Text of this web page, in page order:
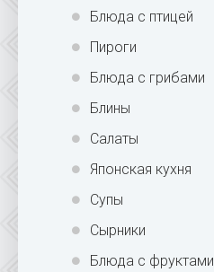
Блюда с птицей
Пироги
Блюда с грибами
Блины
Салаты
Японская кухня
Супы
Сырники
Блюда с фруктами